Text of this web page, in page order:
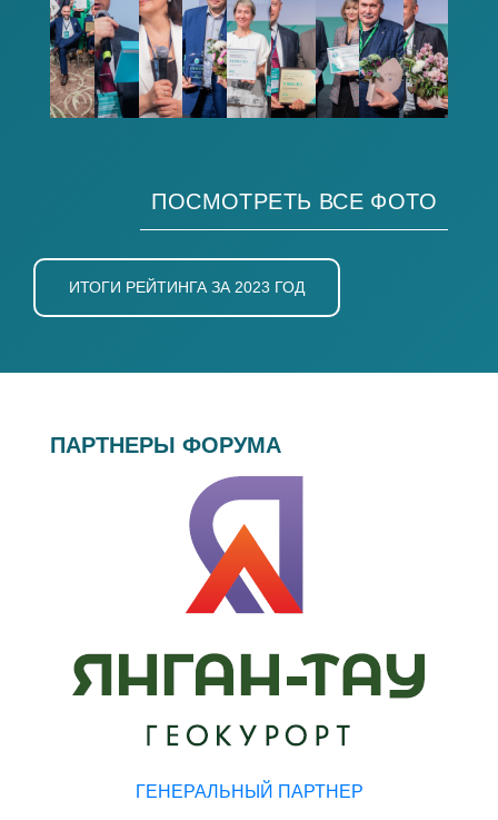
ПОСМОТРЕТЬ ВСЕ ФОТО
ИТОГИ РЕЙТИНГА ЗА 2023 ГОД
ПАРТНЕРЫ ФОРУМА
ГЕНЕРАЛЬНЫЙ ПАРТНЕР